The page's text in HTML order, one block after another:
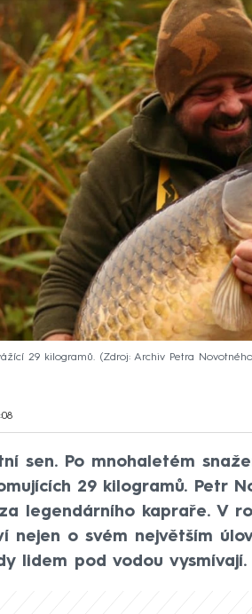
29 kilogramů. Zdroj: Archiv Petra Novotného
sen. Po mnohaletém
29 kilogramů. Petr
legendárního kapraře. V
nejen o svém největším
lidem pod vodou vysmívají.